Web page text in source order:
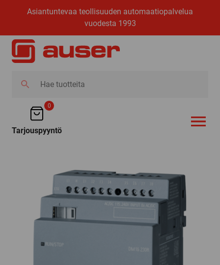
Asiantuntevaa teollisuuden automaatiopalvelua
vuodesta 1993
tuotteita
0
Tarjouspyyntö